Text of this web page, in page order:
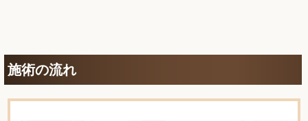
施術の流れ